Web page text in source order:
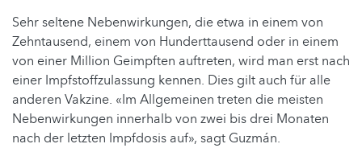
Sehr seltene Nebenwirkungen, die etwa in einem von
Zehntausend, einem von Hunderttausend oder in einem
von einer Million Geimpften auftreten, wird man erst nach
einer Impfstoffzulassung kennen. Dies gilt auch für alle
anderen Vakzine. «Im Allgemeinen treten die meisten
Nebenwirkungen innerhalb von zwei bis drei Monaten
nach der letzten Impfdosis auf», sagt Guzmán.